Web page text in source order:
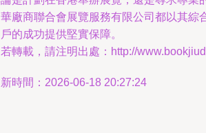
廠商聯合會展覽服務有限公司都以其綜
的成功提供堅實保障。
轉載，請注明出處：http://
時間：2026-06-18 20:27:24